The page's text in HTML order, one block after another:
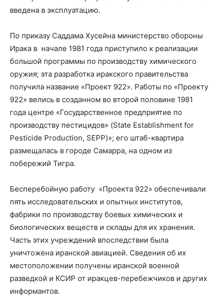
введена в эксплуатацию.
По приказу Саддама Хусейна министерство обороны
Ирака в начале 1981 года приступило к реализации
большой программы по производству химического
оружия; эта разработка иракского правительства
получила название «Проект 922». Работы по «Проекту
922» велись в созданном во второй половине 1981
года центре «Государственное предприятие по
производству пестицидов» (State Establishment for
Pesticide Production, SEPP)»; его штаб-квартира
размещалась в городе Самарра, на одном из
побережий Тигра.
Бесперебойную работу «Проекта 922» обеспечивали
пять исследовательских и опытных институтов,
фабрики по производству боевых химических и
биологических веществ и склады для их хранения.
Часть этих учреждений впоследствии была
уничтожена иранской авиацией. Сведения об их
местоположении получены иранской военной
разведкой и КСИР от иракцев-перебежчиков и других
информантов.